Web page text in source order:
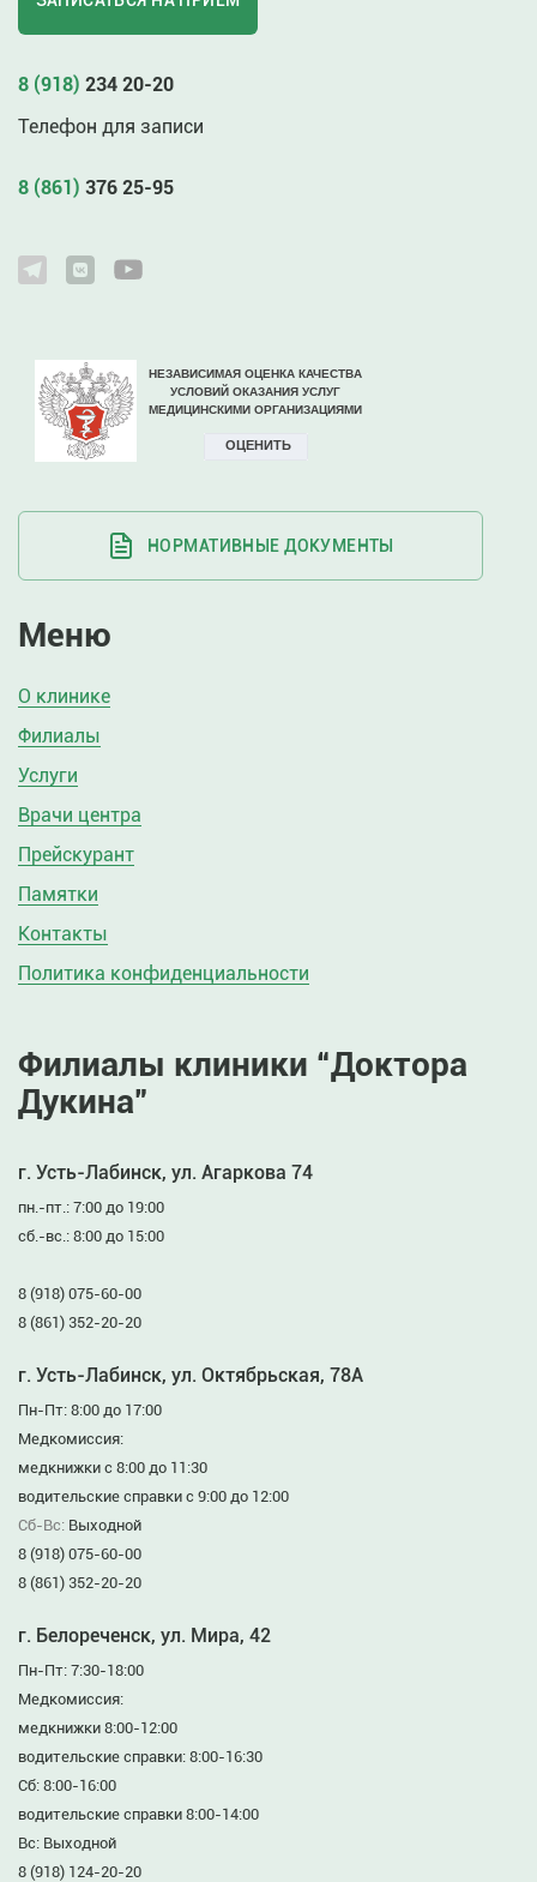
8 (918) 234 20-20
Телефон для записи
8 (861) 376 25-95
НОРМАТИВНЫЕ ДОКУМЕНТЫ
Меню
О клинике
Филиалы
Услуги
Врачи центра
Прейскурант
Памятки
Контакты
Политика конфиденциальности
Филиалы клиники “Доктора
Дукина”
г. Усть-Лабинск, ул. Агаркова 74
пн.-пт.: 7:00 до 19:00
сб.-вс.: 8:00 до 15:00
8 (918) 075-60-00
8 (861) 352-20-20
г. Усть-Лабинск, ул. Октябрьская, 78А
Пн-Пт: 8:00 до 17:00
Медкомиссия:
медкнижки с 8:00 до 11:30
водительские справки с 9:00 до 12:00
Сб-Вс: Выходной
8 (918) 075-60-00
8 (861) 352-20-20
г. Белореченск, ул. Мира, 42
Пн-Пт: 7:30-18:00
Медкомиссия:
медкнижки 8:00-12:00
водительские справки: 8:00-16:30
Сб: 8:00-16:00
водительские справки 8:00-14:00
Вс: Выходной
8 (918) 124-20-20